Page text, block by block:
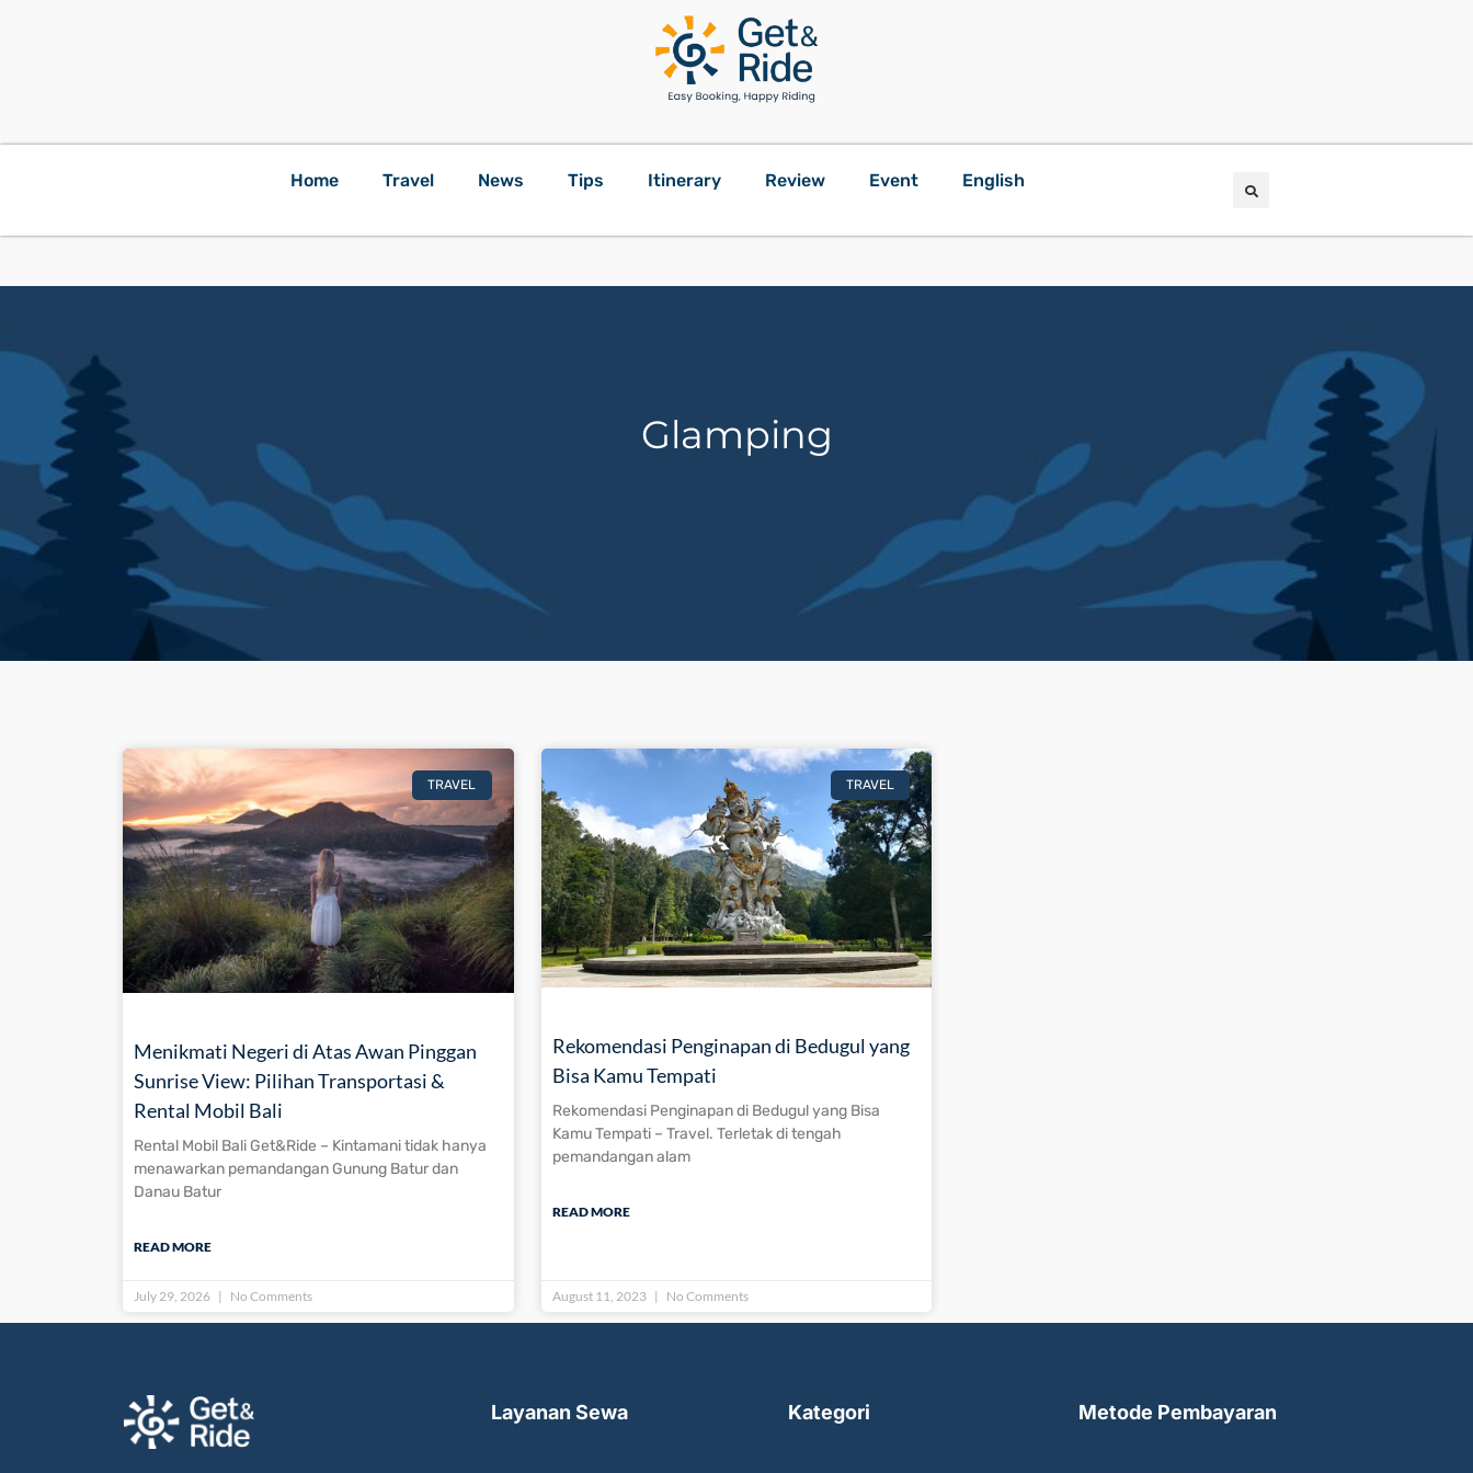
Home Travel News Tips Itinerary Review Event English
Glamping
TRAVEL
Menikmati Negeri di Atas Awan Pinggan
Sunrise View: Pilihan Transportasi &
Rental Mobil Bali
Rental Mobil Bali Get&Ride – Kintamani tidak hanya
menawarkan pemandangan Gunung Batur dan
Danau Batur
READ MORE
July 29, 2026 No Comments
TRAVEL
Rekomendasi Penginapan di Bedugul yang
Bisa Kamu Tempati
Rekomendasi Penginapan di Bedugul yang Bisa
Kamu Tempati – Travel. Terletak di tengah
pemandangan alam
READ MORE
August 11, 2023 No Comments
Layanan Sewa Kategori Metode Pembayaran